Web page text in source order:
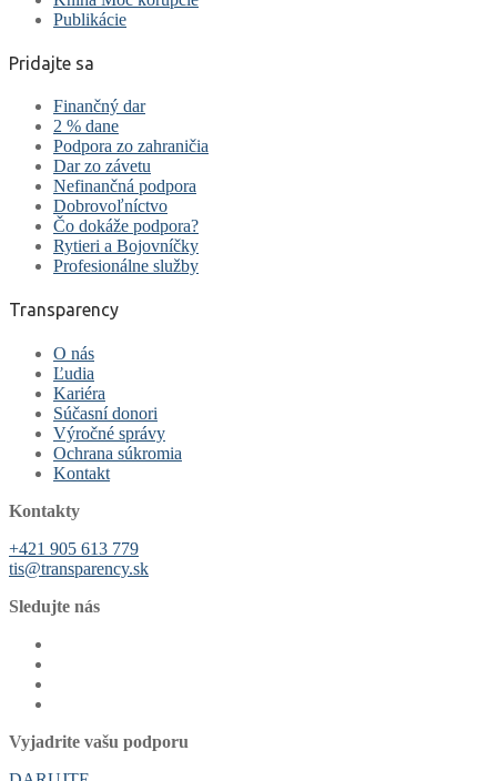
Publikácie
Pridajte sa
Finančný dar
2 % dane
Podpora zo zahraničia
Dar zo závetu
Nefinančná podpora
Dobrovoľníctvo
Čo dokáže podpora?
Rytieri a Bojovníčky
Profesionálne služby
Transparency
O nás
Ľudia
Kariéra
Súčasní donori
Výročné správy
Ochrana súkromia
Kontakt
Kontakty
+421 905 613 779
tis@transparency.sk
Sledujte nás
Vyjadrite vašu podporu